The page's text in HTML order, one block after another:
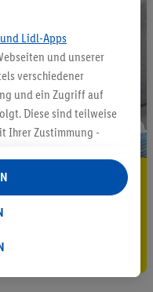
Lidl-Apps
und unserer
verschiedener
und ein Zugriff auf
Diese sind teilweise
Ihrer Zustimmung -
dem IAB TCF
Werbung
Werbung werden